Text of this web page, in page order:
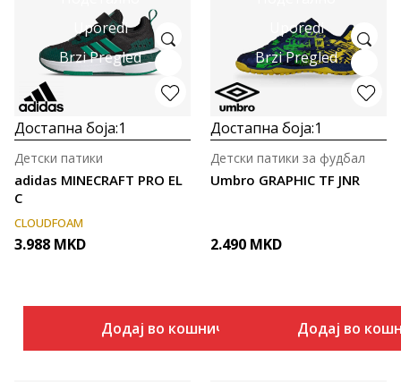
Uporedi
Brzi Pregled
Достапна боја:1
adidas MINECRAFT PRO EL
C
Детски патики
CLOUDFOAM
3.988 MKD
Додај во кошничка
Uporedi
Brzi Pregled
Достапна боја:1
Umbro GRAPHIC TF JNR
Детски патики за фудбал
2.490 MKD
Додај во